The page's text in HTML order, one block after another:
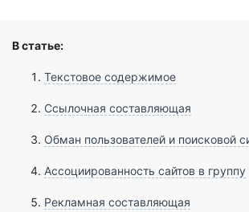
В статье:
Текстовое содержимое
Ссылочная составляющая
Обман пользователей и поисковой
Ассоциированность сайтов в группу
Рекламная составляющая